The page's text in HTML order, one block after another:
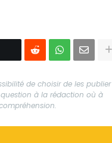
de choisir de les publier
à la rédaction où à